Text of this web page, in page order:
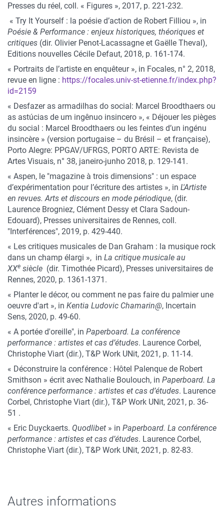
Presses du réel, coll. « Figures », 2017, p. 221-232.
« Try It Yourself : la poésie d’action de Robert Filliou », in
Poésie & Performance : enjeux historiques, théoriques et
critiques (dir. Olivier Penot-Lacassagne et Gaëlle Theval),
Editions nouvelles Cécile Defaut, 2018, p. 161-174.
« Portraits de l’artiste en enquêteur », in Focales, n° 2, 2018,
revue en ligne : https://focales.univ-st-etienne.fr/index.php?
id=2159
« Desfazer as armadilhas do social: Marcel Broodthaers ou
as astúcias de um ingênuo insincero », « Déjouer les pièges
du social : Marcel Broodthaers ou les feintes d’un ingénu
insincère » (version portugaise – du Brésil – et française),
Porto Alegre: PPGAV/UFRGS, PORTO ARTE: Revista de
Artes Visuais, n° 38, janeiro-junho 2018, p. 129-141.
« Aspen, le "magazine à trois dimensions" : un espace
d’expérimentation pour l’écriture des artistes », in L'Artiste
en revues. Arts et discours en mode périodique, (dir.
Laurence Brogniez, Clément Dessy et Clara Sadoun-
Edouard), Presses universitaires de Rennes, coll.
"Interférences", 2019, p. 429-440.
« Les critiques musicales de Dan Graham : la musique rock
dans un champ élargi », in La critique musicale au
XXe siècle (dir. Timothée Picard), Presses universitaires de
Rennes, 2020, p. 1361-1371.
« Planter le décor, ou comment ne pas faire du palmier une
oeuvre d'art », in Kentia Ludovic Chamarin@, Incertain
Sens, 2020, p. 49-60.
« A portée d'oreille", in Paperboard. La conférence
performance : artistes et cas d’études. Laurence Corbel,
Christophe Viart (dir.), T&P Work UNit, 2021, p. 11-14.
« Déconstruire la conférence : Hôtel Palenque de Robert
Smithson » écrit avec Nathalie Boulouch, in Paperboard. La
conférence performance : artistes et cas d’études. Laurence
Corbel, Christophe Viart (dir.), T&P Work UNit, 2021, p. 36-
51 .
« Eric Duyckaerts. Quodlibet » in Paperboard. La conférence
performance : artistes et cas d’études. Laurence Corbel,
Christophe Viart (dir.), T&P Work UNit, 2021, p. 82-83.
Autres informations